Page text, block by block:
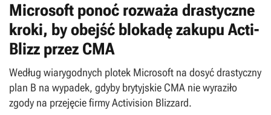
Microsoft ponoć rozważa drastyczne
kroki, by obejść blokadę zakupu Acti-
Blizz przez CMA
Według wiarygodnych plotek Microsoft na dosyć drastyczny
plan B na wypadek, gdyby brytyjskie CMA nie wyraziło
zgody na przejęcie firmy Activision Blizzard.